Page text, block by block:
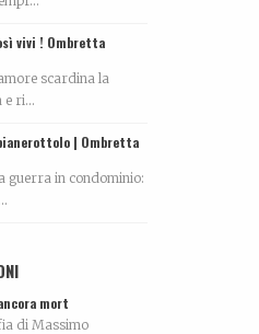
vivi ! Ombretta
scardina la
e ri...
| Ombretta
guerra in condominio:
mort
di Massimo